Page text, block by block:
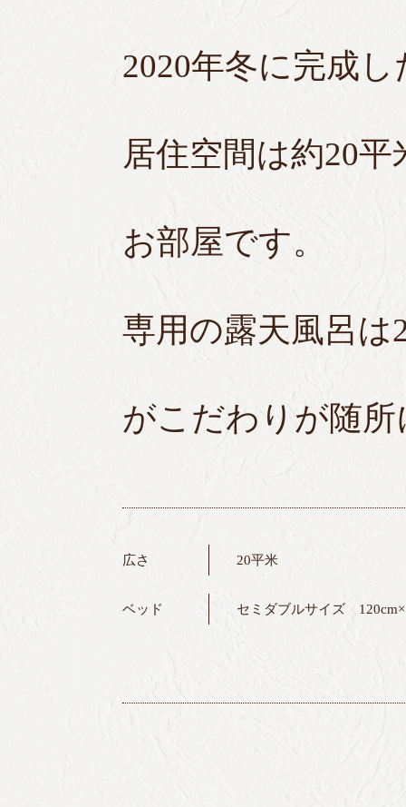
2020年冬に完成
居住空間は約20
お部屋です。
専用の露天風呂
がこだわりが随
広さ 20平米
ベッド セミダブルサイズ